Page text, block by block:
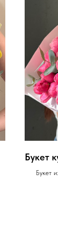
Букет
Букет